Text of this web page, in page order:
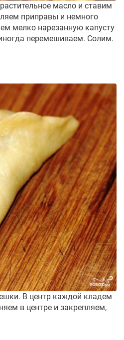
масло и ставим
приправы и немного
мелко нарезанную капусту
перемешиваем. Солим.
В центр каждой кладем
в центре и закрепляем,